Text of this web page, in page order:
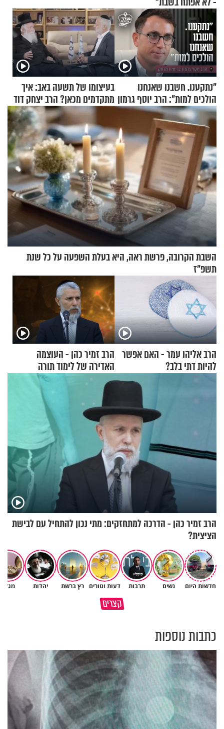
"נתקענו. חשבנו שאנחנו
הולכים למות": הרב יוסף גרמון
בריאיון מרתק
בעיצומו של תשעה באב: איך
מתקדמים מכאן? הרב יצחק דוד
גרוסמן בשיחה מיוחדת
השבת הקרובה, פרשת ראה, היא בעלת השפעה על כל שנת
תשפ"ז
הרב אליהו עמר - האם אפשר
להיות דתי בלב?
הרב זמיר כהן - העוצמה
האדירה של לימוד תורה
הרב זמיר כהן - הדרכה למתחזקים: מתי נכון להתחיל עם לבישת
הציצית?
חדשות היום נשים תרבות דעות וטורים רץ ברשת יהדות מגזין
קצריםברכה או קללה? הכל בידים שלנו
איך לשלוט בסיטואציה בצורה
כתבות נוספות